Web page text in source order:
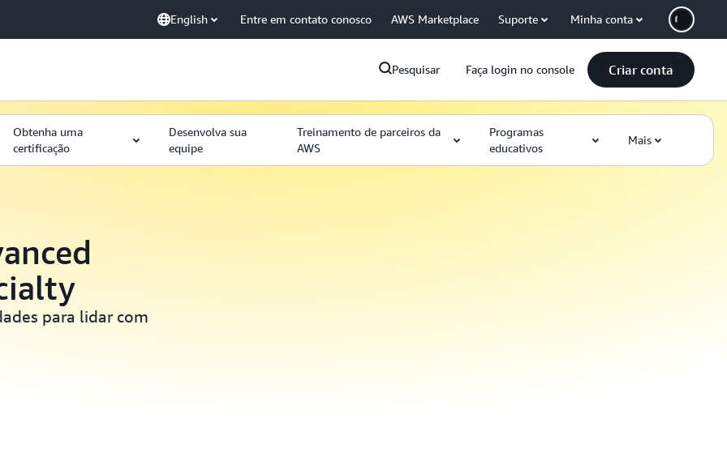
English Entre em contato conosco AWS Marketplace Suporte Minha conta
Pesquisar Faça login no console Criar conta
Obtenha uma
certificação
Desenvolva sua
equipe
Treinamento de parceiros da
AWS
Programas
educativos
Mais
para lidar com